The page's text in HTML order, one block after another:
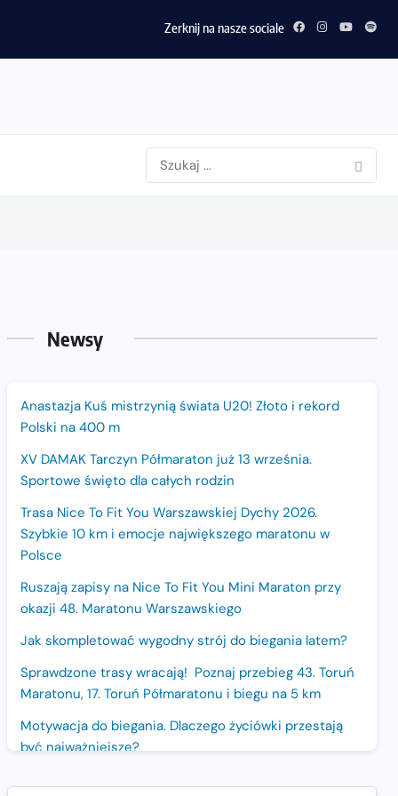
Zerknij na nasze sociale
Newsy
Anastazja Kuś mistrzynią świata U20! Złoto i rekord
Polski na 400 m
XV DAMAK Tarczyn Półmaraton już 13 września.
Sportowe święto dla całych rodzin
Trasa Nice To Fit You Warszawskiej Dychy 2026.
Szybkie 10 km i emocje największego maratonu w
Polsce
Ruszają zapisy na Nice To Fit You Mini Maraton przy
okazji 48. Maratonu Warszawskiego
Jak skompletować wygodny strój do biegania latem?
Sprawdzone trasy wracają! Poznaj przebieg 43. Toruń
Maratonu, 17. Toruń Półmaratonu i biegu na 5 km
Motywacja do biegania. Dlaczego życiówki przestają
być najważniejsze?